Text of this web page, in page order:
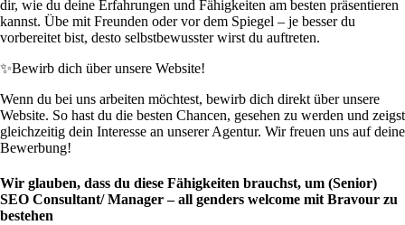
dir, wie du deine Erfahrungen und Fähigkeiten am besten präsentieren
kannst. Übe mit Freunden oder vor dem Spiegel – je besser du
vorbereitet bist, desto selbstbewusster wirst du auftreten.
✨Bewirb dich über unsere Website!
Wenn du bei uns arbeiten möchtest, bewirb dich direkt über unsere
Website. So hast du die besten Chancen, gesehen zu werden und zeigst
gleichzeitig dein Interesse an unserer Agentur. Wir freuen uns auf deine
Bewerbung!
Wir glauben, dass du diese Fähigkeiten brauchst, um (Senior)
SEO Consultant/ Manager – all genders welcome mit Bravour zu
bestehen